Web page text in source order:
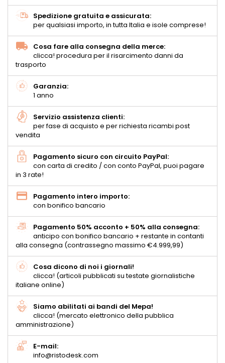
Spedizione gratuita e assicurata:
per qualsiasi importo, in tutta Italia e isole comprese!
Cosa fare alla consegna della merce:
clicca! procedura per il risarcimento danni da
trasporto
Garanzia:
1 anno
Servizio assistenza clienti:
per fase di acquisto e per richiesta ricambi post
vendita
Pagamento sicuro con circuito PayPal:
con carta di credito / con conto PayPal, puoi pagare
in 3 rate!
Pagamento intero importo:
con bonifico bancario
Pagamento 50% acconto + 50% alla consegna:
anticipo con bonifico bancario + restante in contanti
alla consegna (contrassegno massimo €4.999,99)
Cosa dicono di noi i giornali!
clicca! (articoli pubblicati su testate giornalistiche
italiane online)
Siamo abilitati ai bandi del Mepa!
clicca! (mercato elettronico della pubblica
amministrazione)
E-mail:
info@ristodesk.com